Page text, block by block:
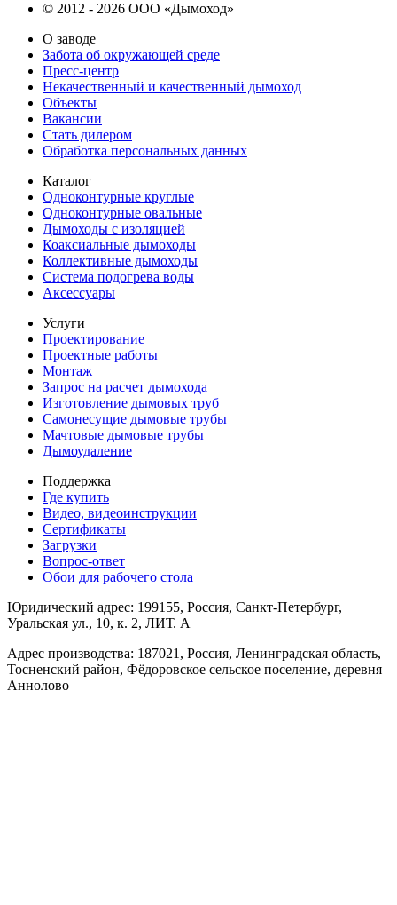
© 2012 - 2026 ООО «Дымоход»
О заводе
Забота об окружающей среде
Пресс-центр
Некачественный и качественный дымоход
Объекты
Вакансии
Стать дилером
Обработка персональных данных
Каталог
Одноконтурные круглые
Одноконтурные овальные
Дымоходы с изоляцией
Коаксиальные дымоходы
Коллективные дымоходы
Система подогрева воды
Аксессуары
Услуги
Проектирование
Проектные работы
Монтаж
Запрос на расчет дымохода
Изготовление дымовых труб
Самонесущие дымовые трубы
Мачтовые дымовые трубы
Дымоудаление
Поддержка
Где купить
Видео, видеоинструкции
Сертификаты
Загрузки
Вопрос-ответ
Обои для рабочего стола
Юридический адрес: 199155, Россия, Санкт-Петербург,
Уральская ул., 10, к. 2, ЛИТ. А
Адрес производства: 187021, Россия, Ленинградская область,
Тосненский район, Фёдоровское сельское поселение, деревня
Аннолово